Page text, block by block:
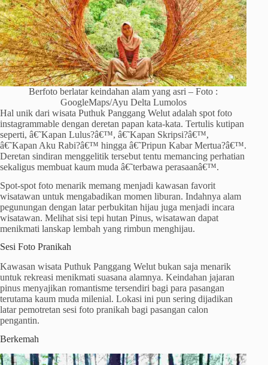
Berfoto berlatar keindahan alam yang asri – Foto :
GoogleMaps/Ayu Delta Lumolos
Hal unik dari wisata Puthuk Panggang Welut adalah spot foto
instagrammable dengan deretan papan kata-kata. Tertulis kutipan
seperti, â€˜Kapan Lulus?â€™, â€˜Kapan Skripsi?â€™,
â€˜Kapan Aku Rabi?â€™ hingga â€˜Pripun Kabar Mertua?â€™.
Deretan sindiran menggelitik tersebut tentu memancing perhatian
sekaligus membuat kaum muda â€˜terbawa perasaanâ€™.
Spot-spot foto menarik memang menjadi kawasan favorit
wisatawan untuk mengabadikan momen liburan. Indahnya alam
pegunungan dengan latar perbukitan hijau juga menjadi incara
wisatawan. Melihat sisi tepi hutan Pinus, wisatawan dapat
menikmati lanskap lembah yang rimbun menghijau.
Sesi Foto Pranikah
Kawasan wisata Puthuk Panggang Welut bukan saja menarik
untuk rekreasi menikmati suasana alamnya. Keindahan jajaran
pinus menyajikan romantisme tersendiri bagi para pasangan
terutama kaum muda milenial. Lokasi ini pun sering dijadikan
latar pemotretan sesi foto pranikah bagi pasangan calon
pengantin.
Berkemah